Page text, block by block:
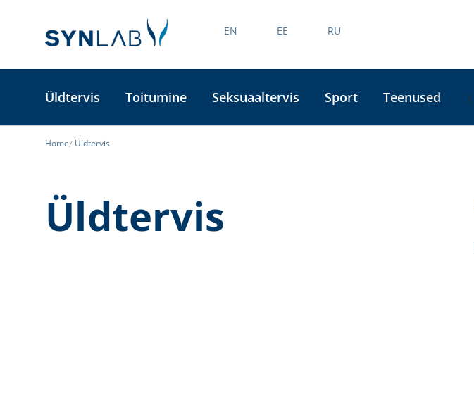
EN EE RU
Üldtervis Toitumine Seksuaaltervis Sport Teenused |
Home Üldtervis
Üldtervis